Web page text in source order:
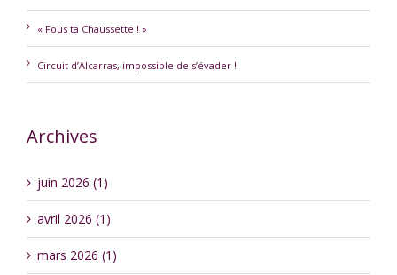
« Fous ta Chaussette ! »
Circuit d’Alcarras, impossible de s’évader !
Archives
juin 2026 (1)
avril 2026 (1)
mars 2026 (1)